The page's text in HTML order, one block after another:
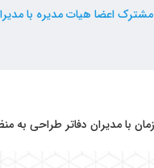
اعضا هیات مدیره با
با مدیران دفاتر طراحی به